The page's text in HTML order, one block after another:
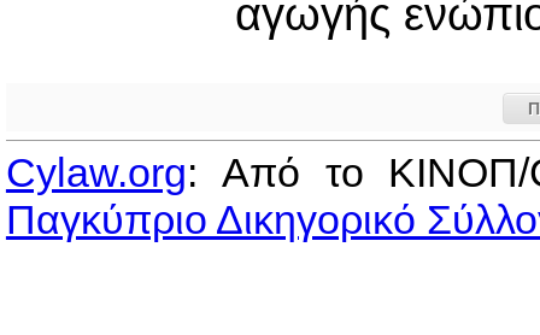
αγωγής
Cylaw.org: Από το
Παγκύπριο Δικηγορικό